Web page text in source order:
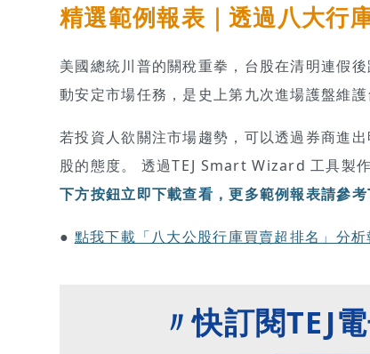
精選範例報表｜透過八大行
美國總統川普的關稅重拳，台股在清明連假
動安定市場任務，是史上第九次進場護盤維護
若投資人欲關注市場趨勢，可以透過券商進
股的態度。 透過TEJ Smart Wizard 工具製
下方按鈕立即下載查看，更多範例報表請參
● 點我下載「八大公股行庫買賣超排名」分析
〃快訂閱TEJ